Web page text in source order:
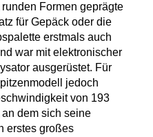
Formen geprägte
für Gepäck oder die
erstmals auch
war mit elektronischer
ausgerüstet. Für
jedoch
von 193
dem sich seine
erstes großes